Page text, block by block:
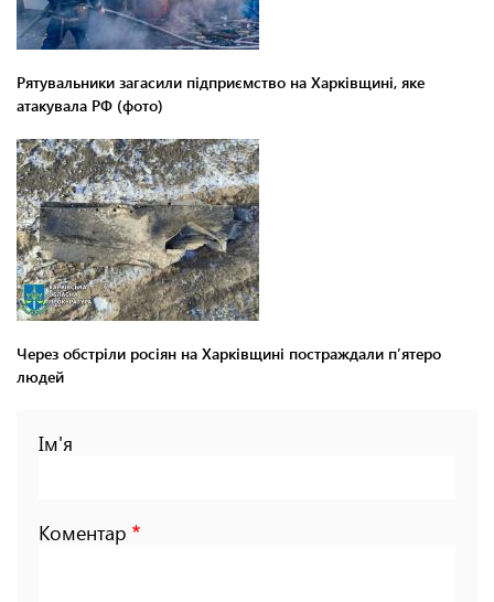
Рятувальники загасили підприємство на Харківщині, яке
атакувала РФ (фото)
Через обстріли росіян на Харківщині постраждали п’ятеро
людей
Ім'я
Коментар